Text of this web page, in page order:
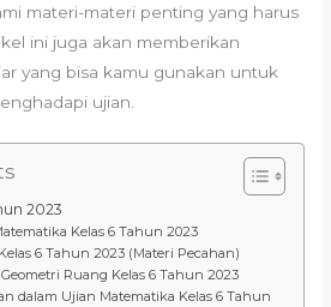
materi-materi penting yang harus
ini juga akan memberikan
yang bisa kamu gunakan untuk
ujian.
2023
Kelas 6 Tahun 2023
6 Tahun 2023 (Materi Pecahan)
Ruang Kelas 6 Tahun 2023
dalam Ujian Matematika Kelas 6 Tahun